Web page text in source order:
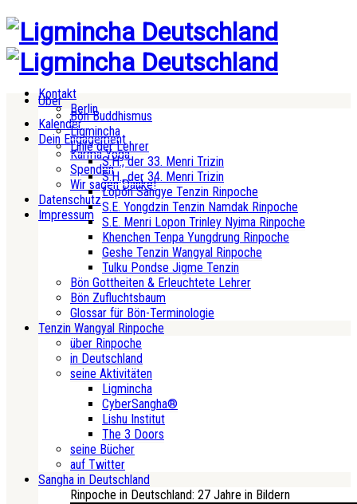
Kontakt
Berlin
Kalender
Dein Engagement
Karma Yoga
Spenden
Wir sagen Danke!
Datenschutz
Impressum
Über
Bön Buddhismus
Ligmincha
Linie der Lehrer
S.H., der 33. Menri Trizin
S.H., der 34. Menri Trizin
Lopön Sangye Tenzin Rinpoche
S.E. Yongdzin Tenzin Namdak Rinpoche
S.E. Menri Lopon Trinley Nyima Rinpoche
Khenchen Tenpa Yungdrung Rinpoche
Geshe Tenzin Wangyal Rinpoche
Tulku Pondse Jigme Tenzin
Bön Gottheiten & Erleuchtete Lehrer
Bön Zufluchtsbaum
Glossar für Bön-Terminologie
Tenzin Wangyal Rinpoche
über Rinpoche
in Deutschland
seine Aktivitäten
Ligmincha
CyberSangha®
Lishu Institut
The 3 Doors
seine Bücher
auf Twitter
Sangha in Deutschland
Rinpoche in Deutschland: 27 Jahre in Bildern